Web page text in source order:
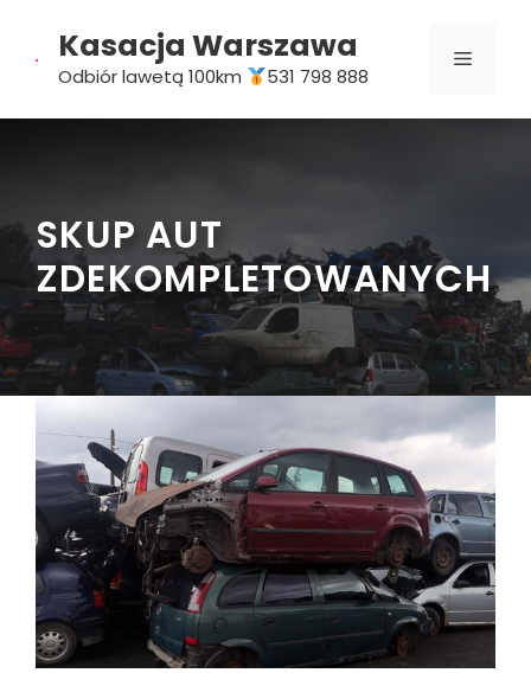
Kasacja Warszawa
Odbiór lawetą 100km 531 798 888
MENU
SKUP AUT
ZDEKOMPLETOWANYCH